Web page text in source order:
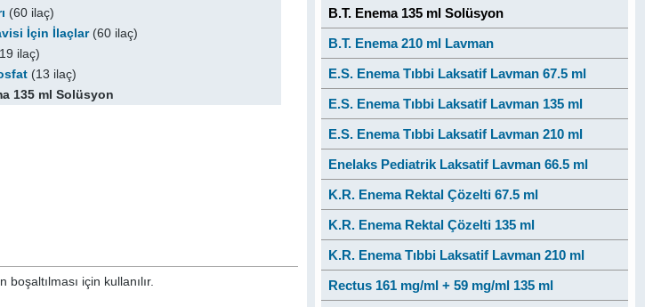
(60 ilaç)
İçin İlaçlar(60 ilaç)
ilaç)
(13 ilaç)
135 ml Solüsyon
için kullanılır.
B.T. Enema 135 ml Solüsyon
B.T. Enema 210 ml Lavman
E.S. Enema Tıbbi Laksatif Lavman 67.5 ml
E.S. Enema Tıbbi Laksatif Lavman 135 ml
E.S. Enema Tıbbi Laksatif Lavman 210 ml
Enelaks Pediatrik Laksatif Lavman 66.5 ml
K.R. Enema Rektal Çözelti 67.5 ml
K.R. Enema Rektal Çözelti 135 ml
K.R. Enema Tıbbi Laksatif Lavman 210 ml
Rectus 161 mg/ml + 59 mg/ml 135 ml